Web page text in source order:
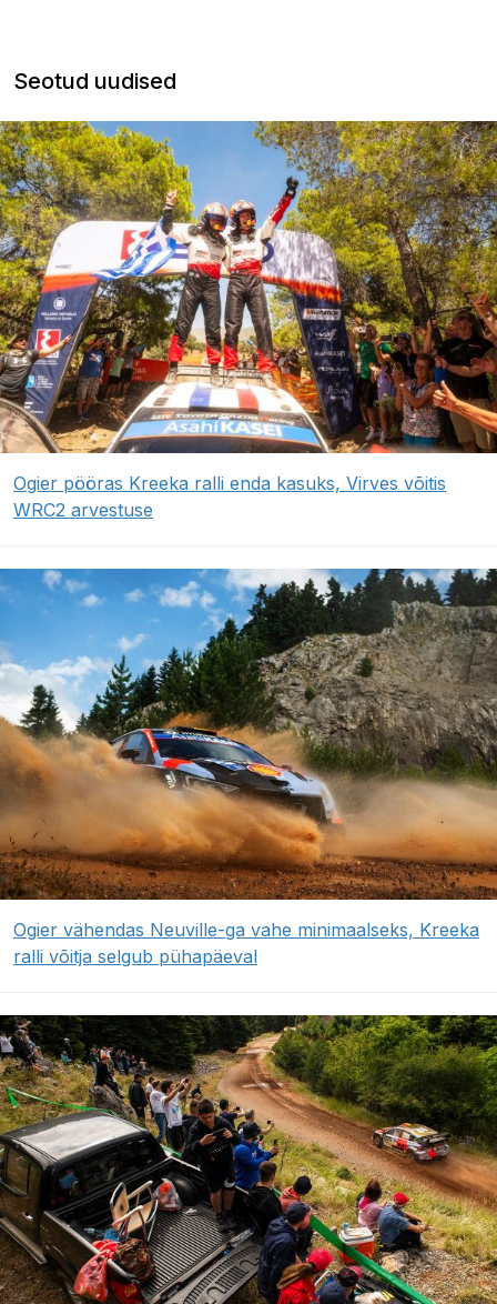
Seotud uudised
Ogier pööras Kreeka ralli enda kasuks, Virves võitis
WRC2 arvestuse
Ogier vähendas Neuville-ga vahe minimaalseks, Kreeka
ralli võitja selgub pühapäeval